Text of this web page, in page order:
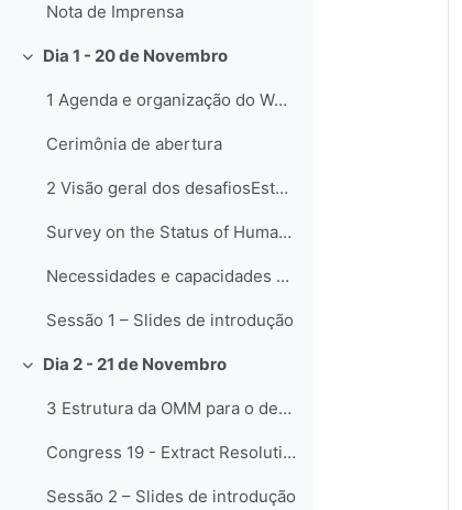
Nota de Imprensa
Свернуть
Dia 1 - 20 de Novembro
1 Agenda e organização do WorkshopAbertura do Work...
Cerimônia de abertura
2 Visão geral dos desafiosEsta sessão apresentará ...
Survey on the Status of Human Resources in National Meteorological and Hydrological Services: Staff, Competencies and Qualifications (WMO-No. 1305)
Necessidades e capacidades de educação e treinamento - Enquete
Sessão 1 – Slides de introdução
Свернуть
Dia 2 - 21 de Novembro
3 Estrutura da OMM para o desenvolvimento de capac...
Congress 19 - Extract Resolution 36: WMO Capacity Development Framework (WCDF)
Sessão 2 – Slides de introdução